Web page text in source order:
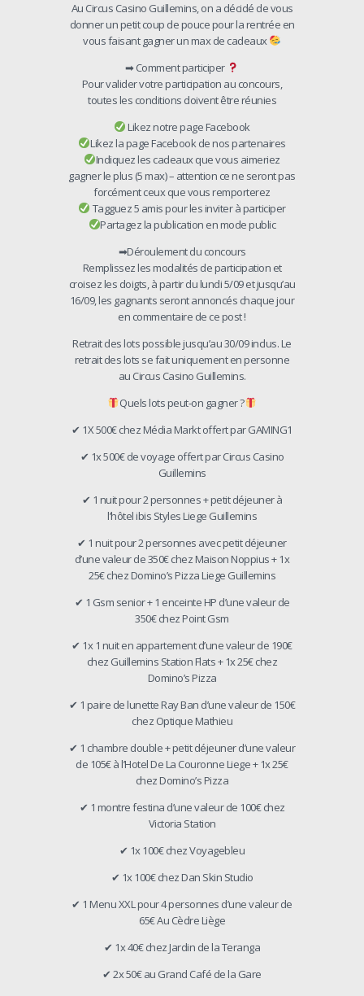
Au Circus Casino Guillemins, on a décidé de vous
donner un petit coup de pouce pour la rentrée en
vous faisant gagner un max de cadeaux
➡ Comment participer
Pour valider votre participation au concours,
toutes les conditions doivent être réunies
Likez notre page Facebook
Likez la page Facebook de nos partenaires
Indiquez les cadeaux que vous aimeriez
gagner le plus (5 max) – attention ce ne seront pas
forcément ceux que vous remporterez
Tagguez 5 amis pour les inviter à participer
Partagez la publication en mode public
➡Déroulement du concours
Remplissez les modalités de participation et
croisez les doigts, à partir du lundi 5/09 et jusqu’au
16/09, les gagnants seront annoncés chaque jour
en commentaire de ce post !
Retrait des lots possible jusqu’au 30/09 inclus. Le
retrait des lots se fait uniquement en personne
au Circus Casino Guillemins.
Quels lots peut-on gagner ?
✔ 1X 500€ chez Média Markt offert par GAMING1
✔ 1x 500€ de voyage offert par Circus Casino
Guillemins
✔ 1 nuit pour 2 personnes + petit déjeuner à
l’hôtel ibis Styles Liege Guillemins
✔ 1 nuit pour 2 personnes avec petit déjeuner
d’une valeur de 350€ chez Maison Noppius + 1x
25€ chez Domino’s Pizza Liege Guillemins
✔ 1 Gsm senior + 1 enceinte HP d’une valeur de
350€ chez Point Gsm
✔ 1x 1 nuit en appartement d’une valeur de 190€
chez Guillemins Station Flats + 1x 25€ chez
Domino’s Pizza
✔ 1 paire de lunette Ray Ban d’une valeur de 150€
chez Optique Mathieu
✔ 1 chambre double + petit déjeuner d’une valeur
de 105€ à l’Hotel De La Couronne Liege + 1x 25€
chez Domino’s Pizza
✔ 1 montre festina d’une valeur de 100€ chez
Victoria Station
✔ 1x 100€ chez Voyagebleu
✔ 1x 100€ chez Dan Skin Studio
✔ 1 Menu XXL pour 4 personnes d’une valeur de
65€ Au Cèdre Liège
✔ 1x 40€ chez Jardin de la Teranga
✔ 2x 50€ au Grand Café de la Gare